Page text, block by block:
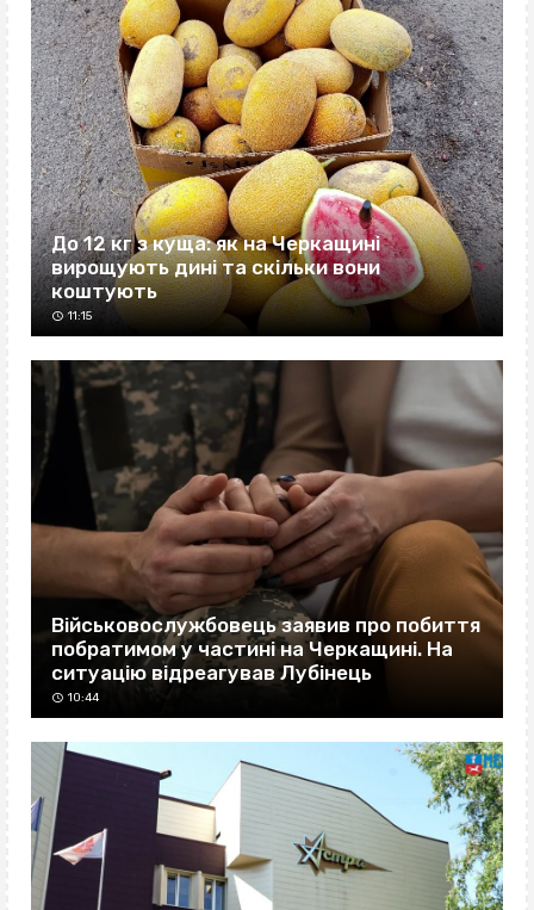
До 12 кг з куща: як на Черкащині
вирощують дині та скільки вони
коштують
11:15
Військовослужбовець заявив про побиття
побратимом у частині на Черкащині. На
ситуацію відреагував Лубінець
10:44